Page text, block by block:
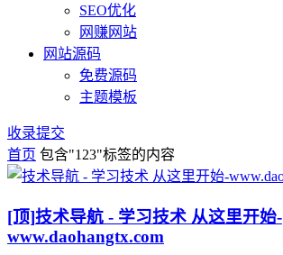
SEO优化
网赚网站
网站源码
免费源码
主题模板
收录提交
首页 包含"123"标签的内容
[顶]技术导航 - 学习技术 从这里开始-
www.daohangtx.com